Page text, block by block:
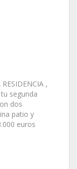
,
segunda
dos
patio y
euros